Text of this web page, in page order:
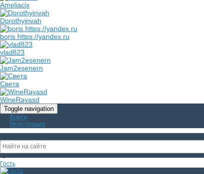
Ameliacix
Dorothyinvah
boris https://yandex.ru
vlad823
Jam2esenern
Света
WineRayasd
Toggle navigation
Войти
Регистрация
Гость